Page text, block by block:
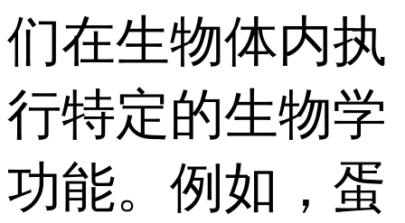
们在生物体内执
行特定的生物学
功能。例如，蛋